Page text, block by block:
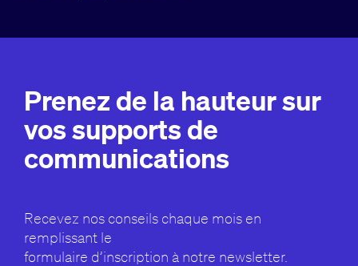
Prenez de la hauteur sur
vos supports de
communications
Recevez nos conseils chaque mois en
remplissant le
formulaire d’inscription à notre newsletter.